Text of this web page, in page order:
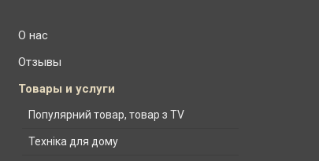
О нас
Отзывы
Товары и услуги
Популярний товар, товар з TV
Техніка для дому